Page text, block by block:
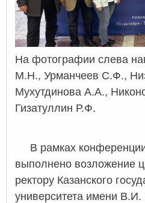
На фотографии слева
М.Н., Урманчеев С.Ф.,
Мухутдинова А.А.,
Гизатуллин Р.Ф.
В рамках
выполнено возложение
ректору Казанского
университета имени